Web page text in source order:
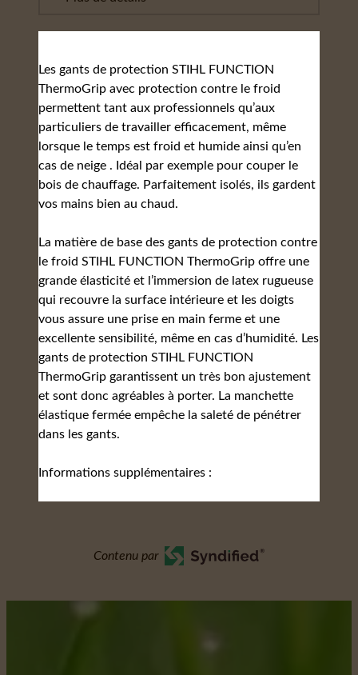
Les gants de protection STIHL FUNCTION
ThermoGrip avec protection contre le froid
permettent tant aux professionnels qu’aux
particuliers de travailler efficacement, même
lorsque le temps est froid et humide ainsi qu’en
cas de neige . Idéal par exemple pour couper le
bois de chauffage. Parfaitement isolés, ils gardent
vos mains bien au chaud.
La matière de base des gants de protection contre
le froid STIHL FUNCTION ThermoGrip offre une
grande élasticité et l’immersion de latex rugueuse
qui recouvre la surface intérieure et les doigts
vous assure une prise en main ferme et une
excellente sensibilité, même en cas d’humidité. Les
gants de protection STIHL FUNCTION
ThermoGrip garantissent un très bon ajustement
et sont donc agréables à porter. La manchette
élastique fermée empêche la saleté de pénétrer
dans les gants.
Informations supplémentaires :
Contenu par